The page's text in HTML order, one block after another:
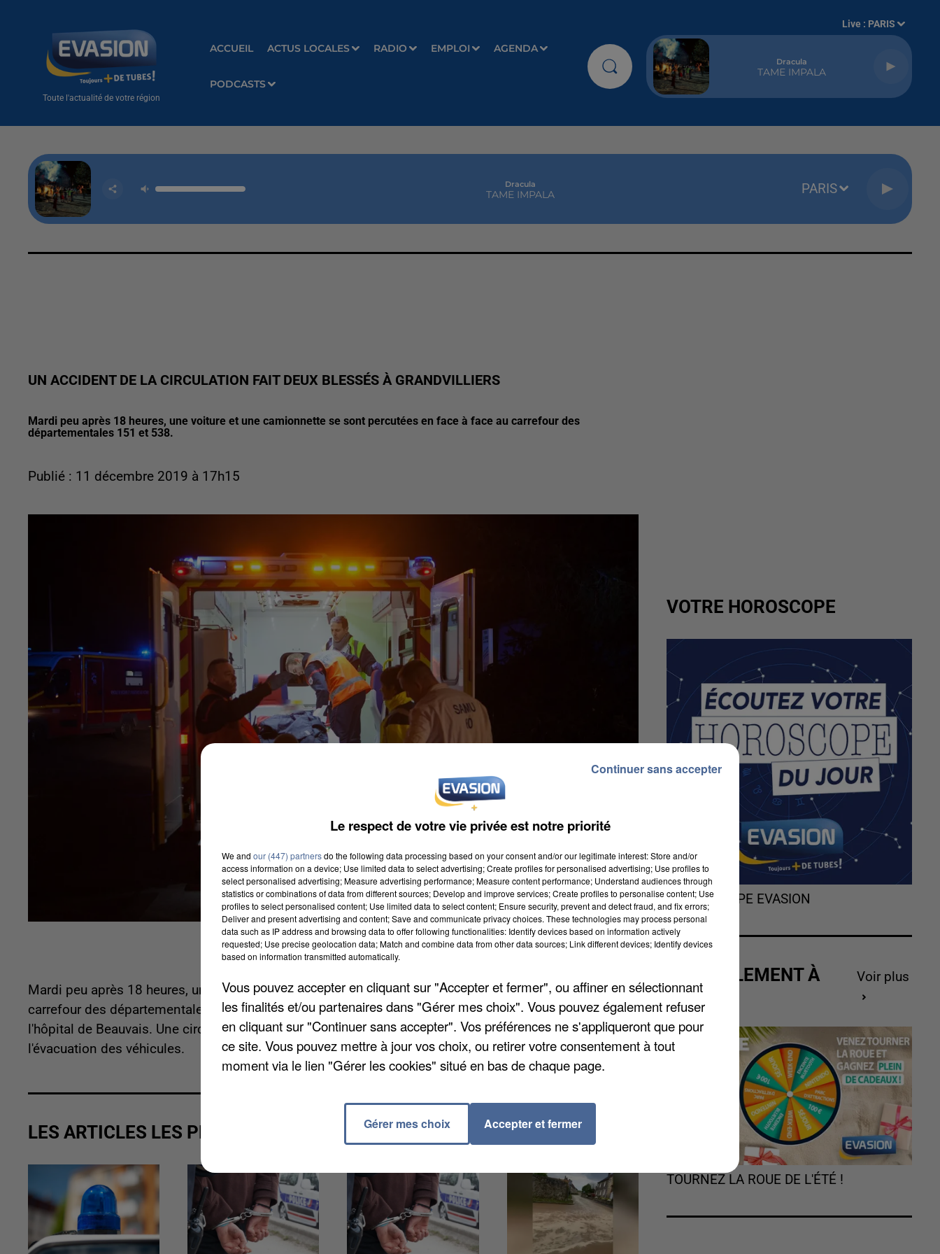
Toute l'actualité de votre région
ACCUEIL ACTUS LOCALES RADIO EMPLOI AGENDA
PODCASTS
Live : PARIS
Dracula
TAME IMPALA
Dracula
TAME IMPALA PARIS
UN ACCIDENT DE LA CIRCULATION FAIT DEUX BLESSÉS À GRANDVILLIERS
Mardi peu après 18 heures, une voiture et une camionnette se sont percutées en face à face au carrefour des
départementales 151 et 538.
Publié : 11 décembre 2019 à 17h15
Mardi peu après 18 heures, une voiture et une camionnette se sont percutées en face à face au
carrefour des départementales 151 et 538. Les deux conducteurs blessés ont été transportés jusqu'à
l'hôpital de Beauvais. Une circulation alternée a été mise en place par la gendarmerie le temps de
l'évacuation des véhicules.
LES ARTICLES LES PLUS VUS
VOTRE HOROSCOPE
L'HOROSCOPE EVASION
ACTUELLEMENT À
GAGNER
Voir plus
TOURNEZ LA ROUE DE L'ÉTÉ !
Le respect de votre vie privée est notre priorité
We and our (447) partnersdo the following data processing based on your consent and/or our legitimate interest: Store and/or
access information on a device; Use limited data to select advertising; Create profiles for personalised advertising; Use profiles to
select personalised advertising; Measure advertising performance; Measure content performance; Understand audiences through
statistics or combinations of data from different sources; Develop and improve services; Create profiles to personalise content; Use
profiles to select personalised content; Use limited data to select content; Ensure security, prevent and detect fraud, and fix errors;
Deliver and present advertising and content; Save and communicate privacy choices. These technologies may process personal
data such as IP address and browsing data to offer following functionalities: Identify devices based on information actively
requested; Use precise geolocation data; Match and combine data from other data sources; Link different devices; Identify devices
based on information transmitted automatically.
Vous pouvez accepter en cliquant sur "Accepter et fermer", ou affiner en sélectionnant
les finalités et/ou partenaires dans "Gérer mes choix". Vous pouvez également refuser
en cliquant sur "Continuer sans accepter". Vos préférences ne s'appliqueront que pour
ce site. Vous pouvez mettre à jour vos choix, ou retirer votre consentement à tout
moment via le lien "Gérer les cookies" situé en bas de chaque page.
Gérer mes choix Accepter et fermer
Continuer sans accepter